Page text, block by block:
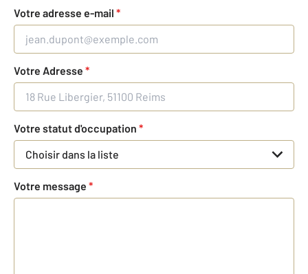
Votre adresse e-mail *
Votre Adresse *
Votre statut d'occupation *
Choisir dans la liste
Votre message *